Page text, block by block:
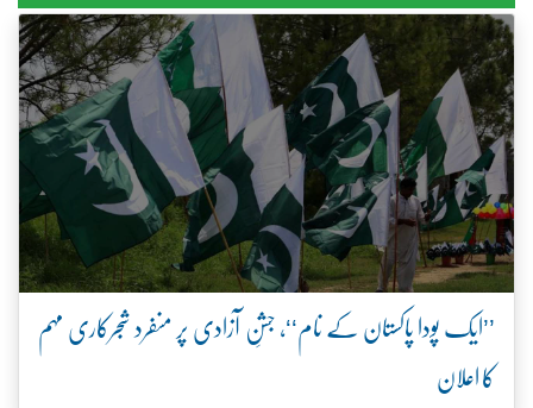
’’ایک پودا پاکستان کے نام‘‘، جشنِ آزادی پر منفرد شجرکاری مہم
کا اعلان